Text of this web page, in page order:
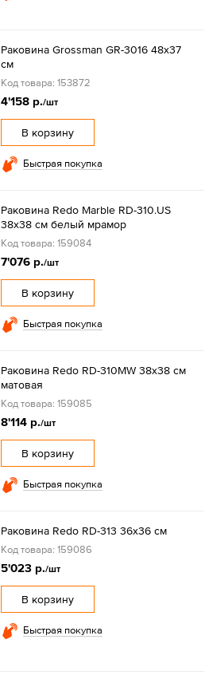
Раковина Grossman GR-3016 48х37
см
Код товара: 153872
4'158 р./шт
В корзину
Быстрая покупка
Раковина Redo Marble RD-310.US
38х38 см белый мрамор
Код товара: 159084
7'076 р./шт
В корзину
Быстрая покупка
Раковина Redo RD-310MW 38х38 см
матовая
Код товара: 159085
8'114 р./шт
В корзину
Быстрая покупка
Раковина Redo RD-313 36x36 см
Код товара: 159086
5'023 р./шт
В корзину
Быстрая покупка